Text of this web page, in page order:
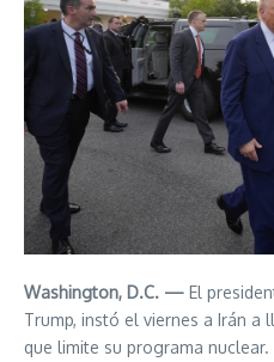
Washington, D.C. — El
Trump, instó el viernes a Irán a
que limite su programa